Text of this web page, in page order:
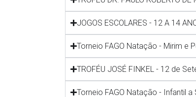
JOGOS ESCOLARES - 12 A 14
Torneio FAGO Natação - Mirim e
TROFÉU JOSÉ FINKEL - 12 de
Torneio FAGO Natação - Infantil